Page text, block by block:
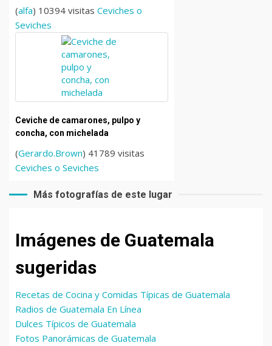
(alfa) 10394 visitas Ceviches o
Seviches
Ceviche de camarones, pulpo y
concha, con michelada
(Gerardo.Brown) 41789 visitas
Ceviches o Seviches
Más fotografías de este lugar
Imágenes de Guatemala
sugeridas
Recetas de Cocina y Comidas Típicas de Guatemala
Radios de Guatemala En Línea
Dulces Típicos de Guatemala
Fotos Panorámicas de Guatemala